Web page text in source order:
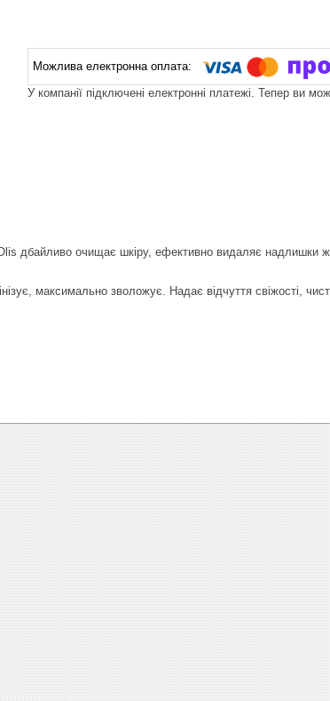
У компанії підключені електронні платежі. Тепер ви
дбайливо очищає шкіру, ефективно видаляє надлишки
максимально зволожує. Надає відчуття свіжості,